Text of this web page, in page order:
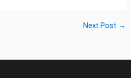
Next Post →